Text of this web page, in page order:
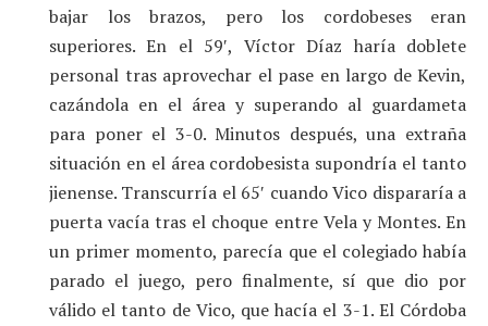
bajar los brazos, pero los cordobeses eran
superiores. En el 59′, Víctor Díaz haría doblete
personal tras aprovechar el pase en largo de Kevin,
cazándola en el área y superando al guardameta
para poner el 3-0. Minutos después, una extraña
situación en el área cordobesista supondría el tanto
jienense. Transcurría el 65′ cuando Vico dispararía a
puerta vacía tras el choque entre Vela y Montes. En
un primer momento, parecía que el colegiado había
parado el juego, pero finalmente, sí que dio por
válido el tanto de Vico, que hacía el 3-1. El Córdoba